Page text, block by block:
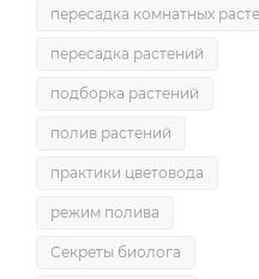
пересадка комнатных
пересадка растений
подборка растений
полив растений
практики цветовода
режим полива
Секреты биолога